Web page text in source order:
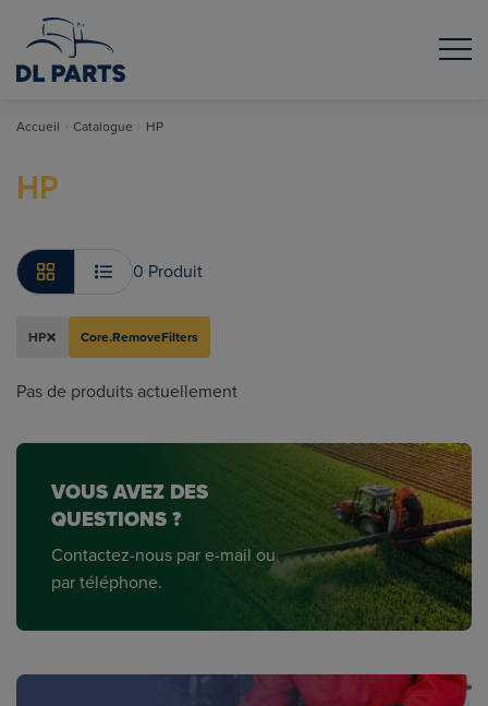
Accueil Catalogue HP
HP
0 Produit
HP Core.RemoveFilters
Pas de produits actuellement
VOUS AVEZ DES
QUESTIONS ?
Contactez-nous par e-mail ou
par téléphone.